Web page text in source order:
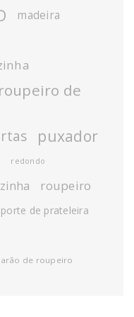
madeira
de
puxador
redondo
roupeiro
de prateleira
de roupeiro